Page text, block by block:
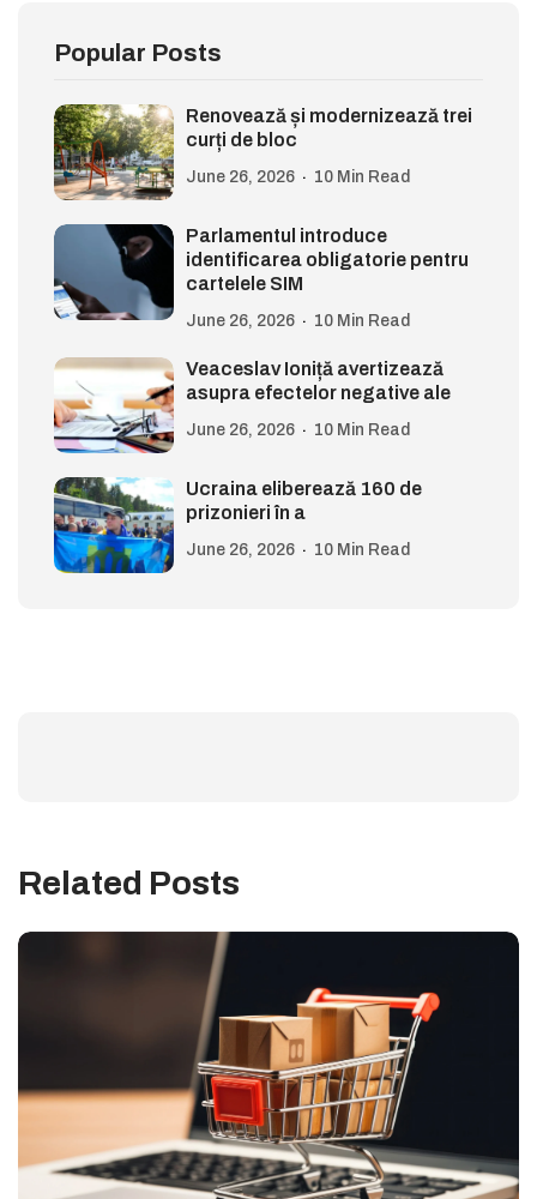
Popular Posts
Renovează și modernizează trei
curți de bloc
June 26, 2026 10 Min Read
Parlamentul introduce
identificarea obligatorie pentru
cartelele SIM
June 26, 2026 10 Min Read
Veaceslav Ioniță avertizează
asupra efectelor negative ale
June 26, 2026 10 Min Read
Ucraina eliberează 160 de
prizonieri în a
June 26, 2026 10 Min Read
Related Posts